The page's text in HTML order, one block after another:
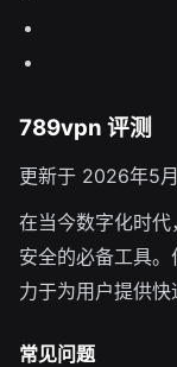
789vpn 评测
更新于 2026年5
在当今数字化时
安全的必备工具
力于为用户提供快
常见问题